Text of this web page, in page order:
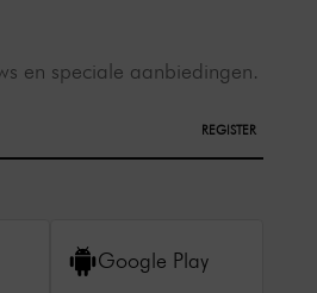
en speciale aanbiedingen.
REGISTER
Google Play